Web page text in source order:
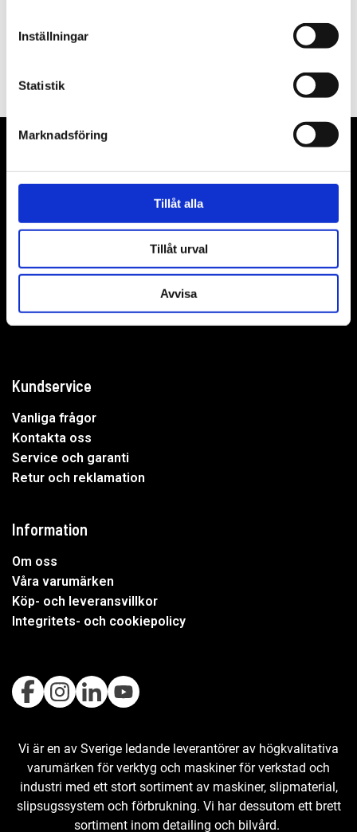
Inställningar
Statistik
Marknadsföring
Tillåt alla
Tillåt urval
Avvisa
Adress: Elementvägen 7, 702 27 Örebro
Eller ring oss:019-20 73 30
Kundservice
Vanliga frågor
Kontakta oss
Service och garanti
Retur och reklamation
Information
Om oss
Våra varumärken
Köp- och leveransvillkor
Integritets- och cookiepolicy
Vi är en av Sverige ledande leverantörer av högkvalitativa
varumärken för verktyg och maskiner för verkstad och
industri med ett stort sortiment av maskiner, slipmaterial,
slipsugssystem och förbrukning. Vi har dessutom ett brett
sortiment inom detailing och bilvård.